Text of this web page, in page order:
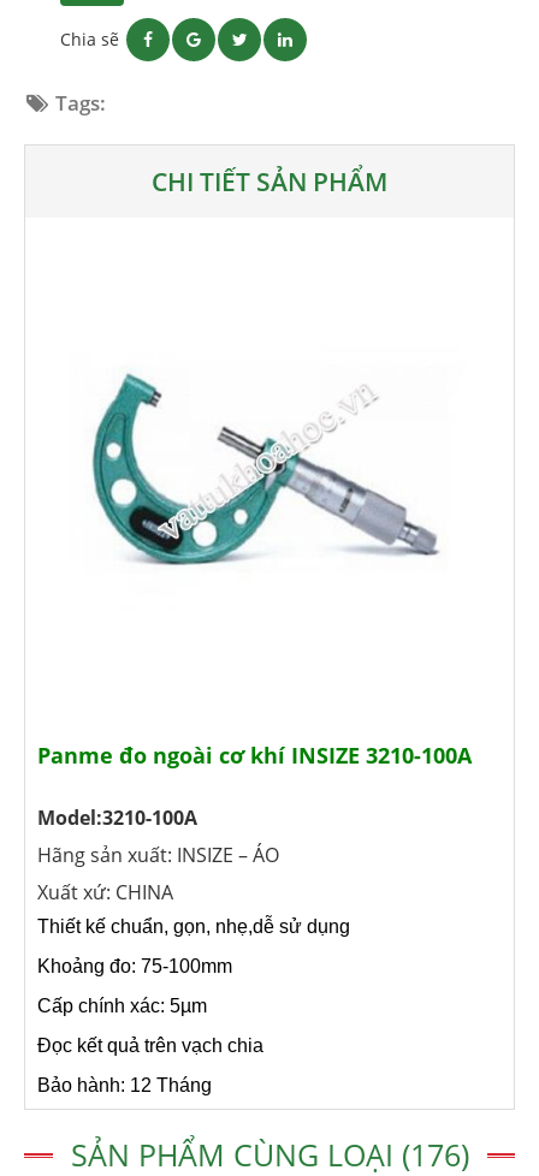
Chia sẽ
Tags:
CHI TIẾT SẢN PHẨM
Panme đo ngoài cơ khí INSIZE 3210-100A
Model:3210-100A
Hãng sản xuất: INSIZE – ÁO
Xuất xứ: CHINA
Thiết kế chuẩn, gọn, nhẹ,dễ sử dụng
Khoảng đo: 75-100mm
Cấp chính xác: 5µm
Đọc kết quả trên vạch chia
Bảo hành: 12 Tháng
SẢN PHẨM CÙNG LOẠI (176)